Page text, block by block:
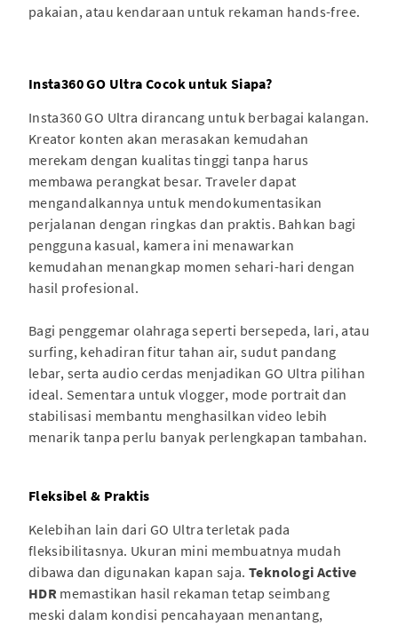
pakaian, atau kendaraan untuk rekaman hands-free.
Insta360 GO Ultra Cocok untuk Siapa?
Insta360 GO Ultra dirancang untuk berbagai kalangan.
Kreator konten akan merasakan kemudahan
merekam dengan kualitas tinggi tanpa harus
membawa perangkat besar. Traveler dapat
mengandalkannya untuk mendokumentasikan
perjalanan dengan ringkas dan praktis. Bahkan bagi
pengguna kasual, kamera ini menawarkan
kemudahan menangkap momen sehari-hari dengan
hasil profesional.
Bagi penggemar olahraga seperti bersepeda, lari, atau
surfing, kehadiran fitur tahan air, sudut pandang
lebar, serta audio cerdas menjadikan GO Ultra pilihan
ideal. Sementara untuk vlogger, mode portrait dan
stabilisasi membantu menghasilkan video lebih
menarik tanpa perlu banyak perlengkapan tambahan.
Fleksibel & Praktis
Kelebihan lain dari GO Ultra terletak pada
fleksibilitasnya. Ukuran mini membuatnya mudah
dibawa dan digunakan kapan saja. Teknologi Active
HDR memastikan hasil rekaman tetap seimbang
meski dalam kondisi pencahayaan menantang,